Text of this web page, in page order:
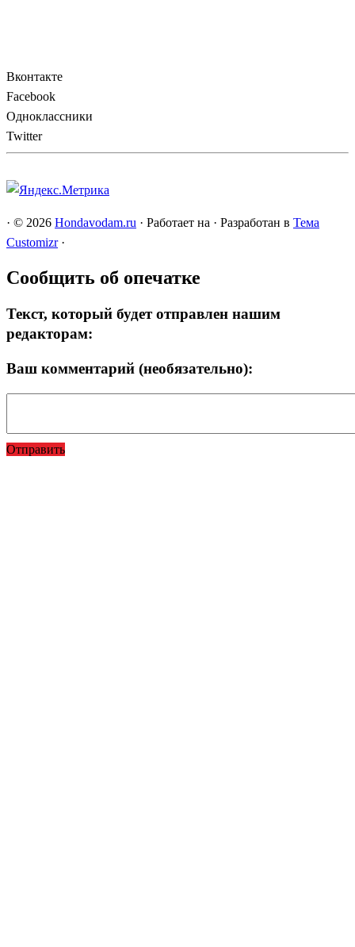
Вконтакте
Facebook
Одноклассники
Twitter
· © 2026 Hondavodam.ru · Работает на · Разработан в Тема
Customizr ·
Сообщить об опечатке
Текст, который будет отправлен нашим
редакторам:
Ваш комментарий (необязательно):
Отправить